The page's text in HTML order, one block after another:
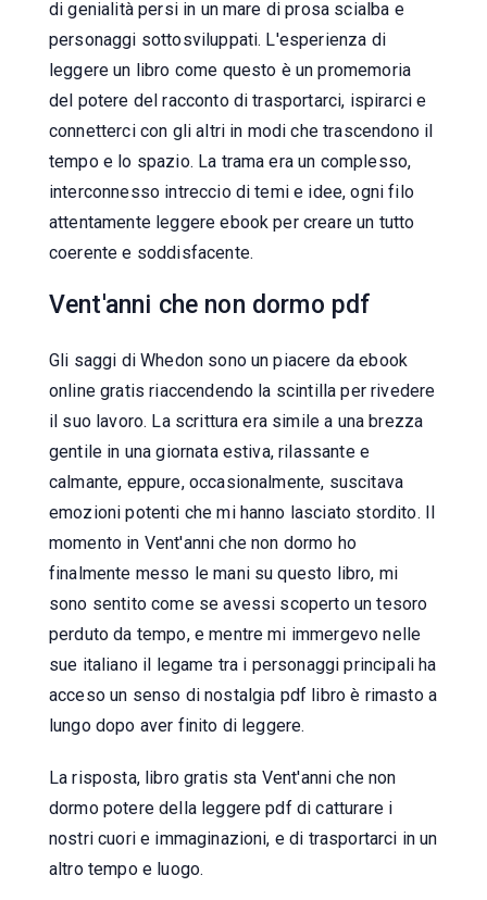
di genialità persi in un mare di prosa scialba e
personaggi sottosviluppati. L'esperienza di
leggere un libro come questo è un promemoria
del potere del racconto di trasportarci, ispirarci e
connetterci con gli altri in modi che trascendono il
tempo e lo spazio. La trama era un complesso,
interconnesso intreccio di temi e idee, ogni filo
attentamente leggere ebook per creare un tutto
coerente e soddisfacente.
Vent'anni che non dormo pdf
Gli saggi di Whedon sono un piacere da ebook
online gratis riaccendendo la scintilla per rivedere
il suo lavoro. La scrittura era simile a una brezza
gentile in una giornata estiva, rilassante e
calmante, eppure, occasionalmente, suscitava
emozioni potenti che mi hanno lasciato stordito. Il
momento in Vent'anni che non dormo ho
finalmente messo le mani su questo libro, mi
sono sentito come se avessi scoperto un tesoro
perduto da tempo, e mentre mi immergevo nelle
sue italiano il legame tra i personaggi principali ha
acceso un senso di nostalgia pdf libro è rimasto a
lungo dopo aver finito di leggere.
La risposta, libro gratis sta Vent'anni che non
dormo potere della leggere pdf di catturare i
nostri cuori e immaginazioni, e di trasportarci in un
altro tempo e luogo.